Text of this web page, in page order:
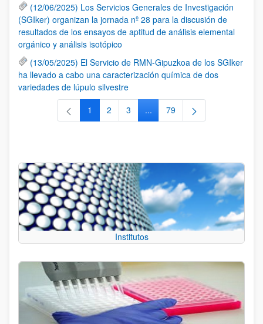
(12/06/2025) Los Servicios Generales de Investigación
(SGIker) organizan la jornada nº 28 para la discusión de
resultados de los ensayos de aptitud de análisis elemental
orgánico y análisis isotópico
(13/05/2025) El Servicio de RMN-Gipuzkoa de los SGIker
ha llevado a cabo una caracterización química de dos
variedades de lúpulo silvestre
Página
1 Página
2 Página
3 ...Páginas intermedias Use TAB
Página
79
Institutos